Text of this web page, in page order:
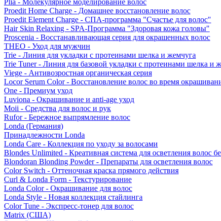
Plia - Молекулярное моделирование волос
Proedit Home Charge - Домашнее восстановление волос
Proedit Element Charge - СПА-программа "Счастье для волос"
Hair Skin Relaxing - SPA-Программа "Здоровая кожа головы"
Proscenia - Восстанавливающая серия для окрашенных волос
THEO - Уход для мужчин
Trie - Линия для укладки с протеинами шелка и жемчуга
Trie Tuner - Линия для базовой укладки с протеинами шелка и
Viege - Антивозростная органическая серия
Locor Serum Color - Восстановление волос во время
One - Премиум уход
Luviona - Окрашивание и anti-age уход
Moii - Средства для волос и рук
Rufor - Бережное выпрямление волос
Londa (Германия)
Принадлежности Londa
Londa Care - Коллекция по уходу за волосами
Blondes Unlimited - Креативная система для осветления волос
Blondoran Blonding Powder - Препараты для осветления волос
Color Switch - Оттеночная краска прямого действия
Curl & Londa Form - Текстурирование
Londa Color - Окрашивание для волос
Londa Style - Новая коллекция стайлинга
Color Tune - Экспресс-тонер для волос
Matrix (США)